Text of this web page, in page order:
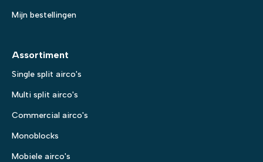
Mijn bestellingen
Assortiment
Single split airco's
Multi split airco's
Commercial airco's
Monoblocks
Mobiele airco's